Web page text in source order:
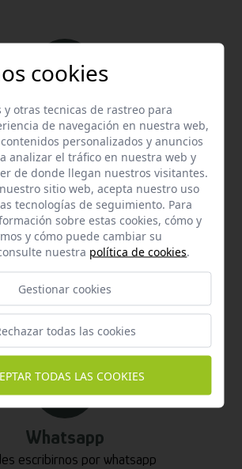
Email
con nosotros vía email
Teléfono
Whatsapp
escribirnos por whatsapp
cookies
y otras tecnicas de rastreo para
de navegación en nuestra web,
personalizados y anuncios
analizar el tráfico en nuestra web y
de donde llegan nuestros visitantes.
sitio web, acepta nuestro uso
tecnologías de seguimiento. Para
sobre estas cookies, cómo y
y cómo puede cambiar su
nuestra política de cookies.
Gestionar cookies
todas las cookies
TODAS LAS COOKIES